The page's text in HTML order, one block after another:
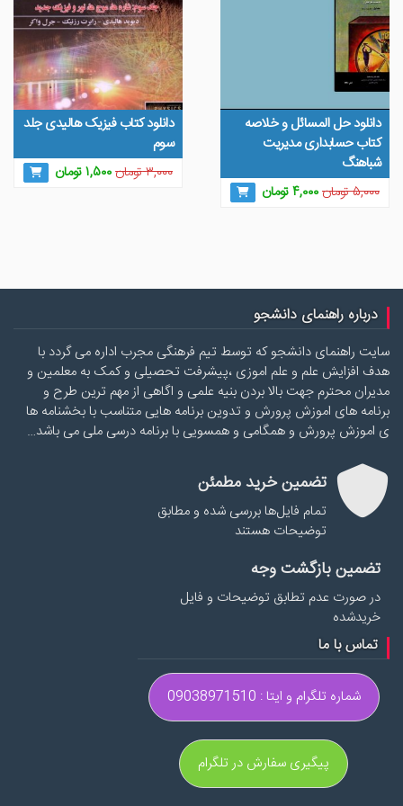
دانلود حل المسائل و خلاصه
کتاب حسابداری مدیریت
شباهنگ
۵,۰۰۰تومانقیمت
۴,۰۰۰تومان قیمت
دانلود کتاب فیزیک هالیدی جلد
سوم
۳,۰۰۰تومانقیمت
۱,۵۰۰تومانقیمت
درباره راهنمای دانشجو
سایت راهنمای دانشجو که توسط تیم فرهنگی مجرب اداره می گردد با
هدف افزایش علم و علم اموزی ،پیشرفت تحصیلی و کمک به معلمین و
مدیران محترم جهت بالا بردن بنیه علمی و اگاهی از مهم ترین طرح و
برنامه های اموزش پرورش و تدوین برنامه هایی متناسب با بخشنامه ها
ی اموزش پرورش و همگامی و همسویی با برنامه درسی ملی می باشد…
تضمین خرید مطمئن
تمام فایل‌ها بررسی شده و مطابق
توضیحات هستند
تضمین بازگشت وجه
در صورت عدم تطابق توضیحات و فایل
خریدشده
تماس با ما
شماره تلگرام و ایتا : 09038971510
پیگیری سفارش در تلگرام